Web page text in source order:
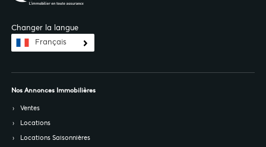
Changer la langue
Français
Nos Annonces Immobilières
Ventes
Locations
Locations Saisonnières